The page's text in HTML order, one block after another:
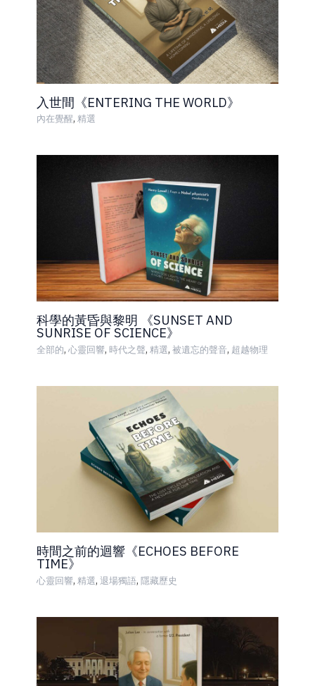
入世間《ENTERING THE WORLD》
內在覺醒, 精選
科學的黃昏與黎明 《SUNSET AND
SUNRISE OF SCIENCE》
全部的, 心靈回響, 時代之聲, 精選, 被遺忘的聲音, 超越物理
時間之前的迴響《ECHOES BEFORE
TIME》
心靈回響, 精選, 退場獨語, 隱藏歷史